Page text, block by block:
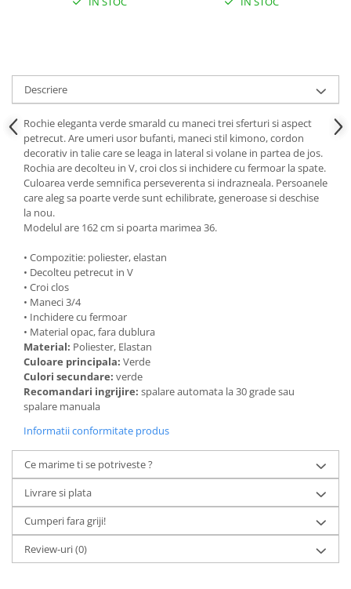
Descriere
Rochie eleganta verde smarald cu maneci trei sferturi si aspect
petrecut. Are umeri usor bufanti, maneci stil kimono, cordon
decorativ in talie care se leaga in lateral si volane in partea de jos.
Rochia are decolteu in V, croi clos si inchidere cu fermoar la spate.
Culoarea verde semnifica perseverenta si indrazneala. Persoanele
care aleg sa poarte verde sunt echilibrate, generoase si deschise
la nou.
Modelul are 162 cm si poarta marimea 36.
• Compozitie: poliester, elastan
• Decolteu petrecut in V
• Croi clos
• Maneci 3/4
• Inchidere cu fermoar
• Material opac, fara dublura
Material: Poliester, Elastan
Culoare principala: Verde
Culori secundare: verde
Recomandari ingrijire: spalare automata la 30 grade sau
spalare manuala
Informatii conformitate produs
Ce marime ti se potriveste ?
Livrare si plata
Cumperi fara griji!
Review-uri(0)